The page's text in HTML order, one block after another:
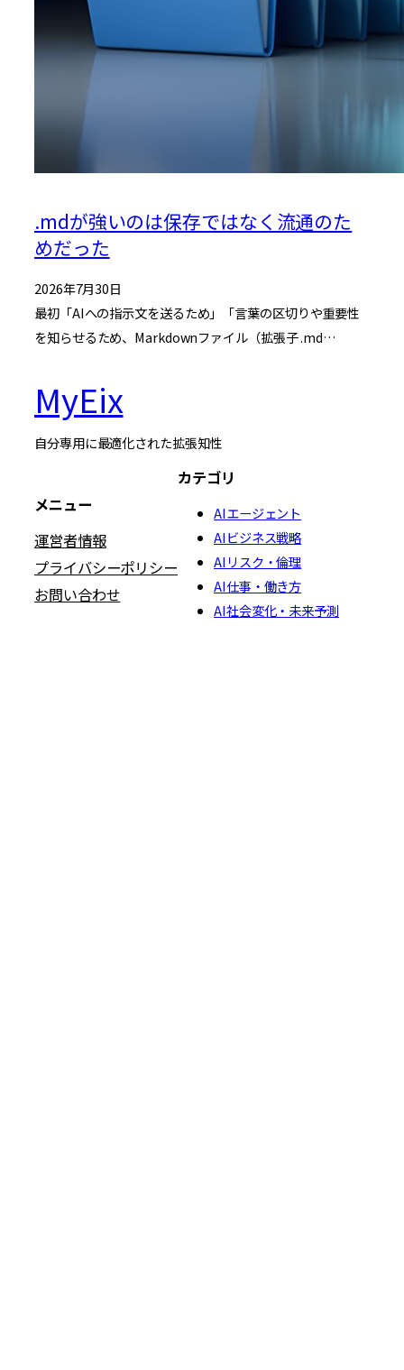
.mdが強いのは保存ではなく流通のた
めだった
2026年7月30日
最初「AIへの指示文を送るため」「言葉の区切りや重要性
を知らせるため、Markdownファイル（拡張子 .md…
MyEix
自分専用に最適化された拡張知性
メニュー
運営者情報
プライバシーポリシー
お問い合わせ
カテゴリ
AIエージェント
AIビジネス戦略
AIリスク・倫理
AI仕事・働き方
AI社会変化・未来予測